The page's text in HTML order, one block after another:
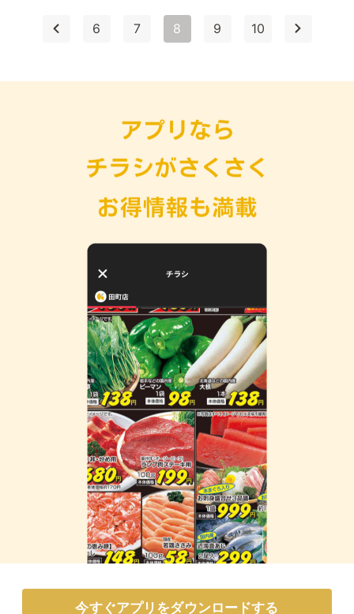
6 7 8 9 10
今すぐアプリをダウンロードする